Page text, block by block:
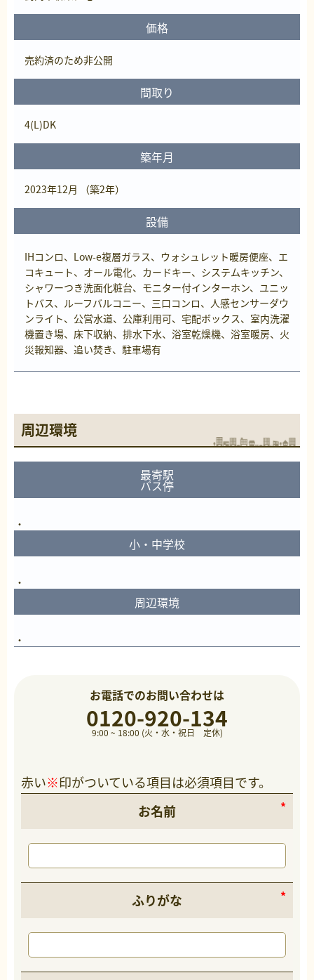
価格
売約済のため非公開
間取り
4(L)DK
築年月
2023年12月 （築2年）
設備
IHコンロ、Low-e複層ガラス、ウォシュレット暖房便座、エ
コキュート、オール電化、カードキー、システムキッチン、
シャワーつき洗面化粧台、モニター付インターホン、ユニッ
トバス、ルーフバルコニー、三口コンロ、人感センサーダウ
ンライト、公営水道、公庫利用可、宅配ボックス、室内洗濯
機置き場、床下収納、排水下水、浴室乾燥機、浴室暖房、火
災報知器、追い焚き、駐車場有
周辺環境
最寄駅
バス停
小・中学校
周辺環境
お電話でのお問い合わせは
0120-920-134
9:00 ~ 18:00 (火・水・祝日 定休)
赤い※印がついている項目は必須項目です。
お名前
ふりがな